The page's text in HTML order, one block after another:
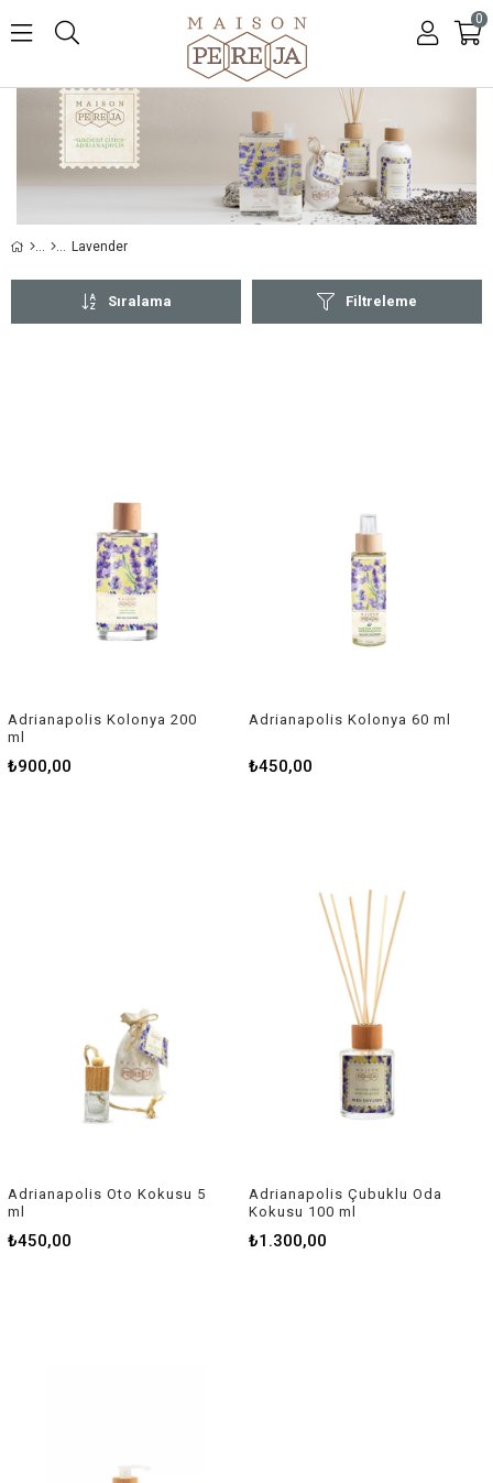
0
Lavender
Filtreleme
Sıralama
Adrianapolis Kolonya 200
ml
₺900,00
Adrianapolis Kolonya 60 ml
₺450,00
Adrianapolis Oto Kokusu 5
ml
₺450,00
Adrianapolis Çubuklu Oda
Kokusu 100 ml
₺1.300,00